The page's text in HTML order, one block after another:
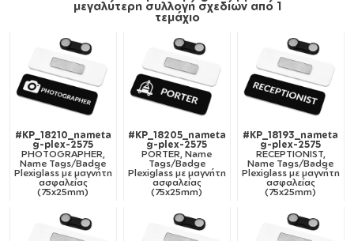
μεγαλύτερη συλλογή σχεδίων από 1
τεμάχιο
#KP_18210_nameta
g-plex-2575
PHOTOGRAPHER,
Name Tags/Badge
Plexiglass με μαγνήτη
ασφαλείας
(75x25mm)
#KP_18205_nameta
g-plex-2575
PORTER, Name
Tags/Badge
Plexiglass με μαγνήτη
ασφαλείας
(75x25mm)
#KP_18193_nameta
g-plex-2575
RECEPTIONIST,
Name Tags/Badge
Plexiglass με μαγνήτη
ασφαλείας
(75x25mm)